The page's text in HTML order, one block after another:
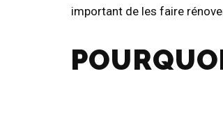
important de les faire